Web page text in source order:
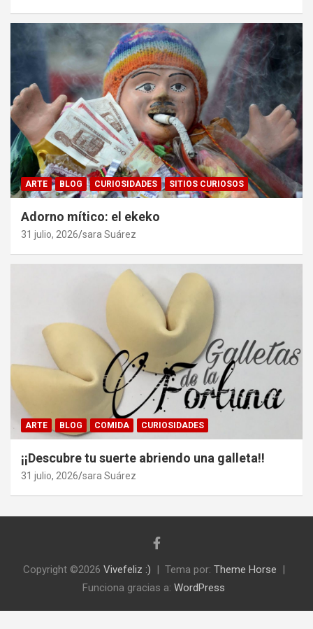
ARTE BLOG CURIOSIDADES SITIOS CURIOSOS
Adorno mítico: el ekeko
31 julio, 2026 sara Suárez
ARTE BLOG COMIDA CURIOSIDADES
¡¡Descubre tu suerte abriendo una galleta!!
31 julio, 2026 sara Suárez
Copyright ©2026 Vivefeliz :) Tema por: Theme Horse
Funciona gracias a: WordPress